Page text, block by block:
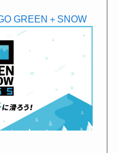
GREEN＋SNOW